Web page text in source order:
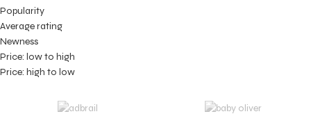
Popularity
Average rating
Newness
Price: low to high
Price: high to low